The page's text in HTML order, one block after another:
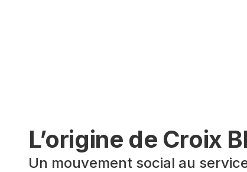
L’origine de Croix
Un mouvement social au